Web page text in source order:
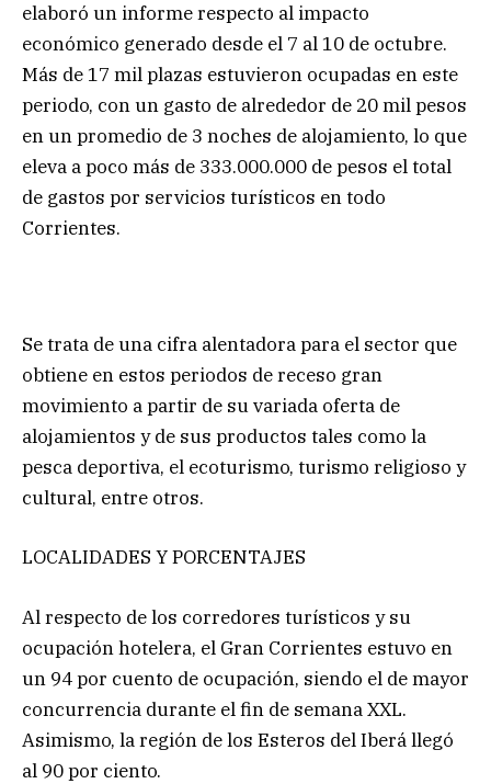
elaboró un informe respecto al impacto
económico generado desde el 7 al 10 de octubre.
Más de 17 mil plazas estuvieron ocupadas en este
periodo, con un gasto de alrededor de 20 mil pesos
en un promedio de 3 noches de alojamiento, lo que
eleva a poco más de 333.000.000 de pesos el total
de gastos por servicios turísticos en todo
Corrientes.
Se trata de una cifra alentadora para el sector que
obtiene en estos periodos de receso gran
movimiento a partir de su variada oferta de
alojamientos y de sus productos tales como la
pesca deportiva, el ecoturismo, turismo religioso y
cultural, entre otros.
LOCALIDADES Y PORCENTAJES
Al respecto de los corredores turísticos y su
ocupación hotelera, el Gran Corrientes estuvo en
un 94 por cuento de ocupación, siendo el de mayor
concurrencia durante el fin de semana XXL.
Asimismo, la región de los Esteros del Iberá llegó
al 90 por ciento.